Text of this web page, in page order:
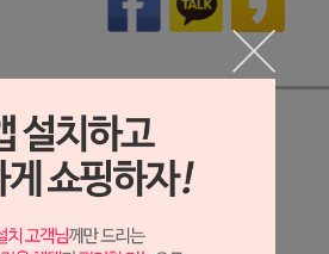
상세정보 새창 열기